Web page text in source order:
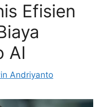
Efisien
AI
Andriyanto